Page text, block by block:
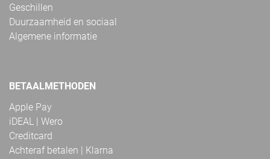
Geschillen
Duurzaamheid en sociaal
Algemene informatie
BETAALMETHODEN
Apple Pay
iDEAL | Wero
Creditcard
Achteraf betalen | Klarna